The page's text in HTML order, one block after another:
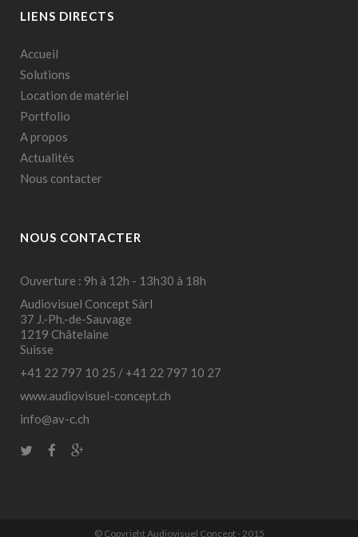
LIENS DIRECTS
Accueil
Solutions
Location de matériel
Portfolio
A propos
Actualités
Nous contacter
NOUS CONTACTER
Ouverture : 9h à 12h - 13h30 à 18h
Audiovisuel Concept Sàrl
37 J.-Ph.-de-Sauvage
1219 Châtelaine
Suisse
+41 22 797 10 25 / +41 22 797 10 27
www.audiovisuel-concept.ch
info@av-c.ch
© Copyright Audiovisuel Concept - 2015